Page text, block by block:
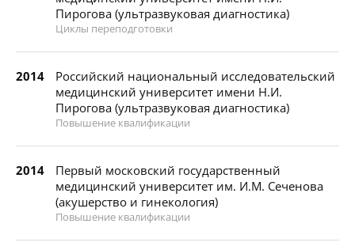
Пирогова (ультразвуковая диагностика)
Циклы переподготовки
2014
Российский национальный исследовательский
медицинский университет имени Н.И.
Пирогова (ультразвуковая диагностика)
Повышение квалификации
2014
Первый московский государственный
медицинский университет им. И.М. Сеченова
(акушерство и гинекология)
Повышение квалификации